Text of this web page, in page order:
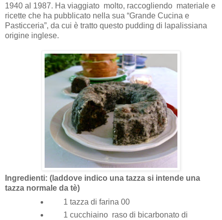
1940 al 1987. Ha viaggiato molto, raccogliendo materiale e
ricette che ha pubblicato nella sua “Grande Cucina e
Pasticceria”, da cui è tratto questo pudding di lapalissiana
origine inglese.
Ingredienti: (laddove indico una tazza si intende una
tazza normale da tè)
1 tazza di farina 00
1 cucchiaino raso di bicarbonato di